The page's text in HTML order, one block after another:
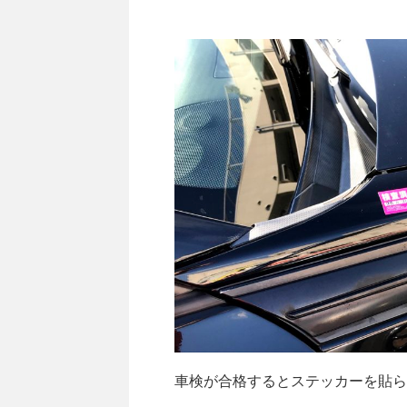
車検が合格するとステッカーを貼